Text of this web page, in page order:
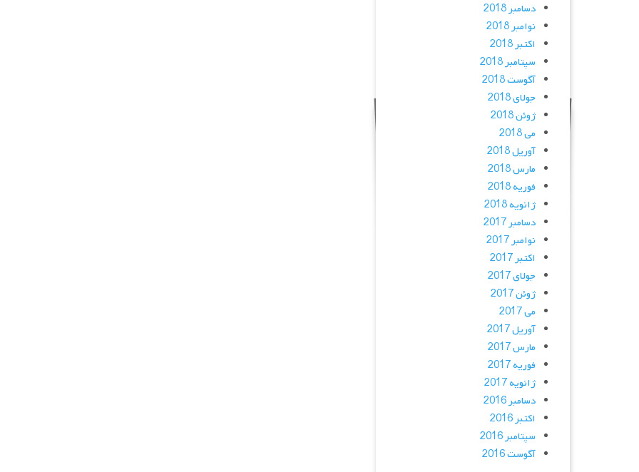
دسامبر 2018
نوامبر 2018
اکتبر 2018
سپتامبر 2018
آگوست 2018
جولای 2018
ژوئن 2018
می 2018
آوریل 2018
مارس 2018
فوریه 2018
ژانویه 2018
دسامبر 2017
نوامبر 2017
اکتبر 2017
جولای 2017
ژوئن 2017
می 2017
آوریل 2017
مارس 2017
فوریه 2017
ژانویه 2017
دسامبر 2016
اکتبر 2016
سپتامبر 2016
آگوست 2016